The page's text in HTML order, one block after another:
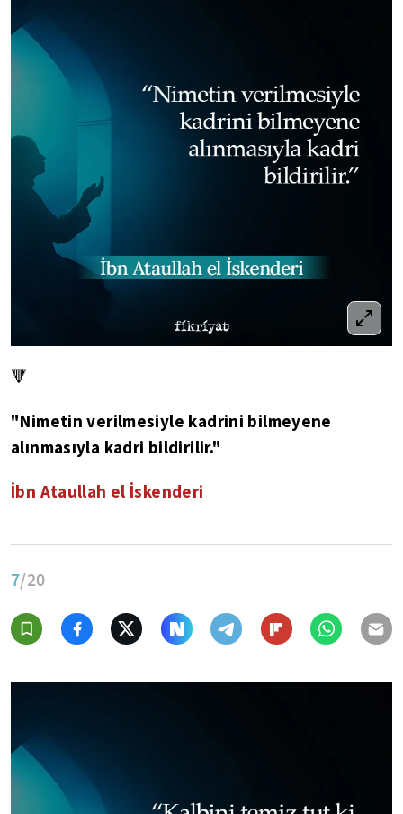
🔻
"Nimetin verilmesiyle kadrini bilmeyene
alınmasıyla kadri bildirilir."
İbn Ataullah el İskenderi
7/20